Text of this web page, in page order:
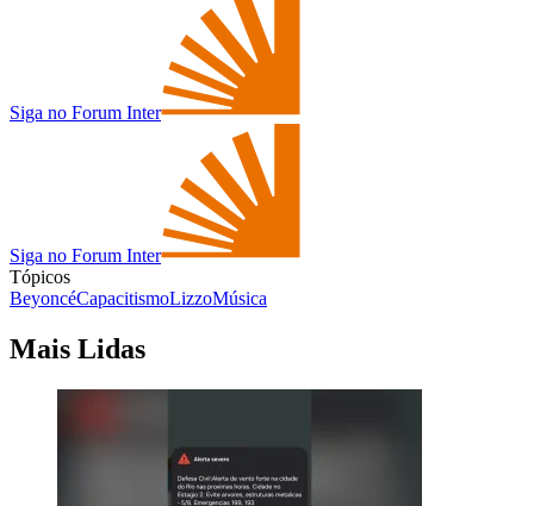
Siga no Forum Inter
Siga no Forum Inter
Tópicos
BeyoncéCapacitismoLizzoMúsica
Mais Lidas